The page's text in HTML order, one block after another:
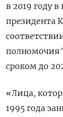
в 2019 году
‌президента
полномочия
сроком до
«Лица,
‌1995 года